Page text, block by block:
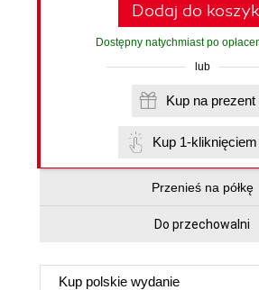
Dodaj do
Dostępny natychmiast po
lub
Kup na prezent
Kup 1-kliknięciem
Przenieś na półkę
Do przechowalni
Kup polskie wydanie